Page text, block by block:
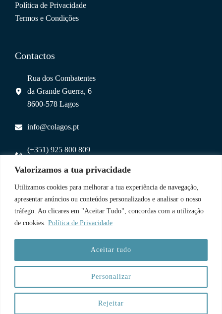
Valorizamos a tua privacidade
Utilizamos cookies para melhorar a tua experiência de navegação,
apresentar anúncios ou conteúdos personalizados e analisar o nosso
tráfego. Ao clicares em "Aceitar Tudo", concordas com a utilização
de cookies. Política de Privacidade
Personalizar
Rejeitar
Aceitar tudo
Política de Privacidade
Termos e Condições
Contactos
Rua dos Combatentes
da Grande Guerra, 6
8600-578 Lagos
info@colagos.pt
(+351) 925 800 809
(chamada para rede móvel nacional)
Uma Parceria
Copyright © 2026 CoLagos | Web: